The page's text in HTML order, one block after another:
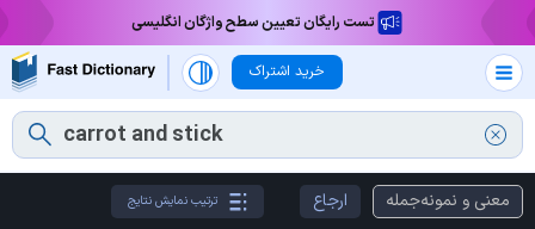
تست رایگان تعیین سطح واژگان انگلیسی
خرید اشتراک
معنی و نمونه‌جمله ارجاع ترتیب نمایش نتایج